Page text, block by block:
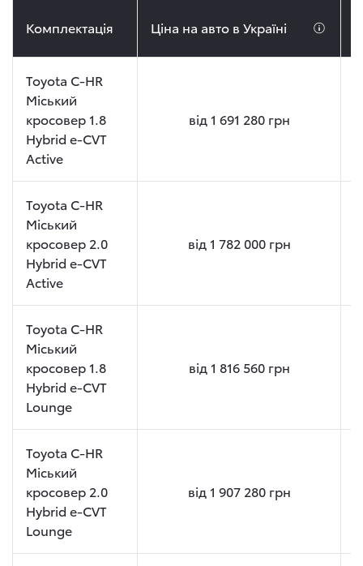
Комплектація Ціна на авто в Україні
Toyota C-HR
Міський
кросовер 1.8
Hybrid e-CVT
Active
від 1 691 280грн
Toyota C-HR
Міський
кросовер 2.0
Hybrid e-CVT
Active
від 1 782 000грн
Toyota C-HR
Міський
кросовер 1.8
Hybrid e-CVT
Lounge
від 1 816 560грн
Toyota C-HR
Міський
кросовер 2.0
Hybrid e-CVT
Lounge
від 1 907 280грн